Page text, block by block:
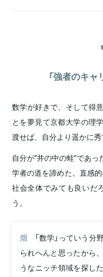
「強者のキャ
数学が好きで、そして得
とを夢見て京都大学の理
渡せば、自分より遥かに秀
自分が“井の中の蛙”であ
学者の道を諦めた。直感
社会全体でみても良いだ
う。
畑
「数学」っていう
られへんと思ったから
うなニッチ領域を探し